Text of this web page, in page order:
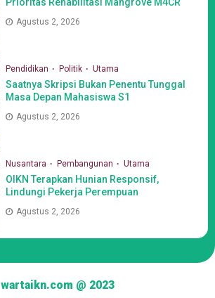
Prioritas Rehabilitasi Mangrove M4CR
Agustus 2, 2026
Pendidikan Politik Utama
Saatnya Skripsi Bukan Penentu Tunggal
Masa Depan Mahasiswa S1
Agustus 2, 2026
Nusantara Pembangunan Utama
OIKN Terapkan Hunian Responsif,
Lindungi Pekerja Perempuan
Agustus 2, 2026
wartaikn.com @ 2023